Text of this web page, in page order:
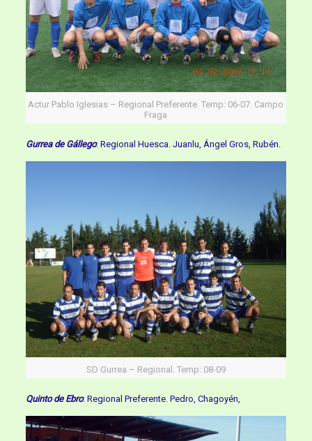
Actur Pablo Iglesias – Regional Preferente. Temp: 06-07. Campo
Fraga
Gurrea de Gállego: Regional Huesca. Juanlu, Ángel Gros, Rubén.
SD Gurrea – Regional. Temp: 08-09
Quinto de Ebro: Regional Preferente. Pedro, Chagoyén,